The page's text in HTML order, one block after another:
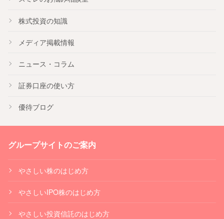
株式投資の知識
メディア掲載情報
ニュース・コラム
証券口座の使い方
優待ブログ
グループサイトのご案内
やさしい株のはじめ方
やさしいIPO株のはじめ方
やさしい投資信託のはじめ方